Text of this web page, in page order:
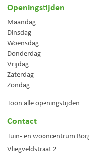
Openingstijden
Maandag
Dinsdag
Woensdag
Donderdag
Vrijdag
Zaterdag
Zondag
Toon alle openingstijden
Contact
Tuin- en wooncentrum
Vliegveldstraat 2